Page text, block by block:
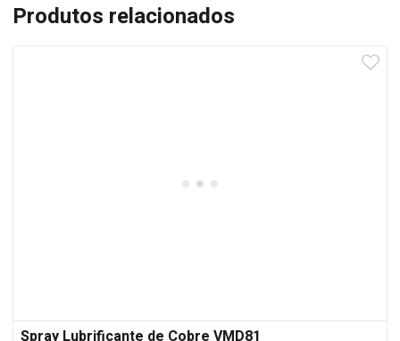
Produtos relacionados
Spray Lubrificante de Cobre VMD81